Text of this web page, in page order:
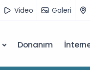
Video Galeri
Donanım